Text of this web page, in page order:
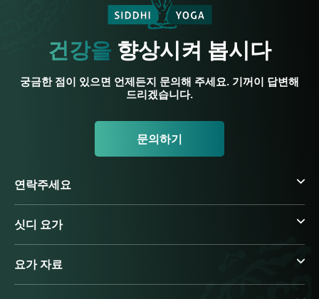
건강을 향상시켜 봅시다
궁금한 점이 있으면 언제든지 문의해 주세요. 기꺼이 답변해
드리겠습니다.
문의하기
연락주세요
싯디 요가
요가 자료